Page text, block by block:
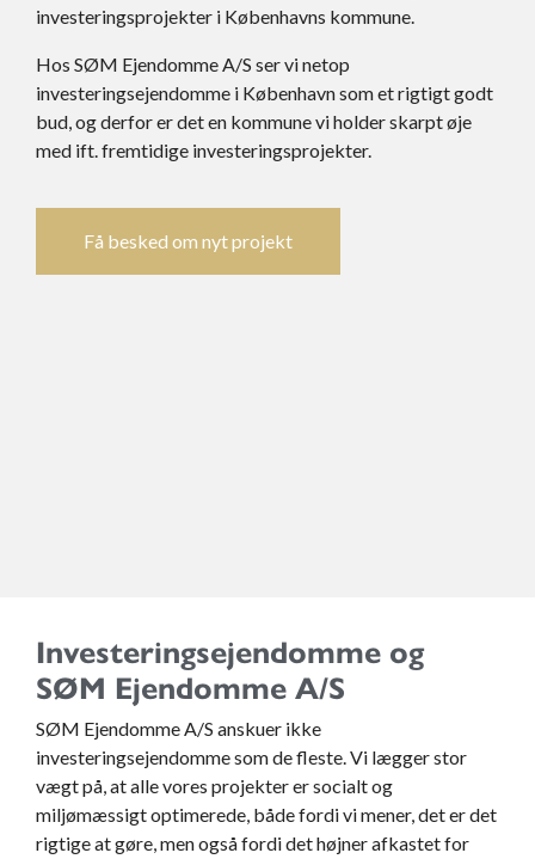
investeringsprojekter i Københavns kommune.
Hos SØM Ejendomme A/S ser vi netop
investeringsejendomme i København som et rigtigt godt
bud, og derfor er det en kommune vi holder skarpt øje
med ift. fremtidige investeringsprojekter.
Få besked om nyt projekt
Investeringsejendomme og
SØM Ejendomme A/S
SØM Ejendomme A/S anskuer ikke
investeringsejendomme som de fleste. Vi lægger stor
vægt på, at alle vores projekter er socialt og
miljømæssigt optimerede, både fordi vi mener, det er det
rigtige at gøre, men også fordi det højner afkastet for